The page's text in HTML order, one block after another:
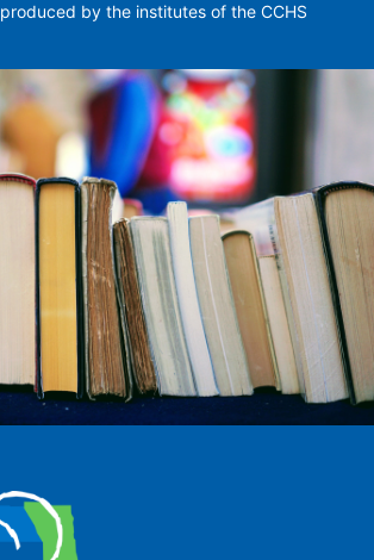
produced by the institutes of the CCHS